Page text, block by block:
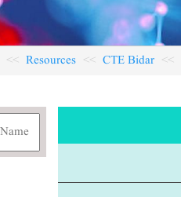
CTE Bidar
Resources